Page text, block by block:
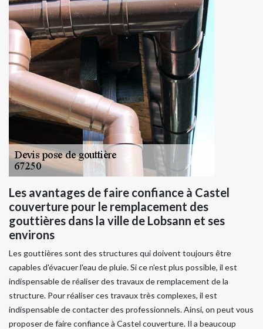
Les avantages de faire confiance à Castel
couverture pour le remplacement des
gouttières dans la ville de Lobsann et ses
environs
Les gouttières sont des structures qui doivent toujours être
capables d'évacuer l'eau de pluie. Si ce n'est plus possible, il est
indispensable de réaliser des travaux de remplacement de la
structure. Pour réaliser ces travaux très complexes, il est
indispensable de contacter des professionnels. Ainsi, on peut vous
proposer de faire confiance à Castel couverture. Il a beaucoup